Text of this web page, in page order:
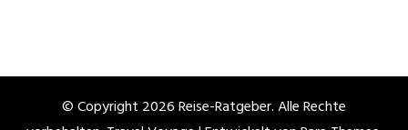
© Copyright 2026Reise-Ratgeber. Alle Rechte